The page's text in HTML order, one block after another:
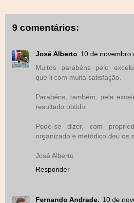
9 comentários:
José Alberto 10 de novembro
Muitos parabéns pelo
que li com muita satisfação.
Parabéns, também, pela
resultado obtido.
Pode-se dizer, com
organizado e metódico deu os
José Alberto
Responder
Fernando Andrade. 10 de